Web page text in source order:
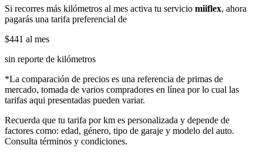
Si recorres más kilómetros al mes activa tu servicio miiflex, ahora
pagarás una tarifa preferencial de
$441 al mes
sin reporte de kilómetros
*La comparación de precios es una referencia de primas de
mercado, tomada de varios compradores en línea por lo cual las
tarifas aqui presentadas pueden variar.
Recuerda que tu tarifa por km es personalizada y depende de
factores como: edad, género, tipo de garaje y modelo del auto.
Consulta términos y condiciones.